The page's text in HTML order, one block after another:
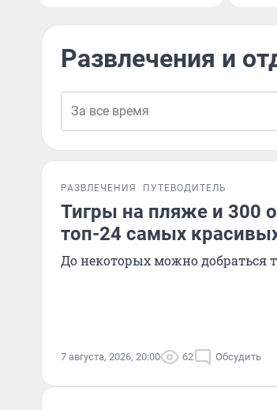
Развлечения и
РАЗВЛЕЧЕНИЯ ПУТЕВОДИТЕЛЬ
Тигры на пляже и 300
топ-24 самых
До некоторых можно добраться
7 августа, 2026, 20:00 62 Обсудить